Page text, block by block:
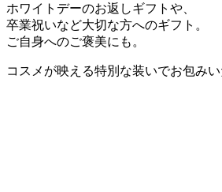
ホワイトデーのお返しギフトや、
卒業祝いなど大切な方へのギフト。
ご自身へのご褒美にも。
コスメが映える特別な装いでお包みい